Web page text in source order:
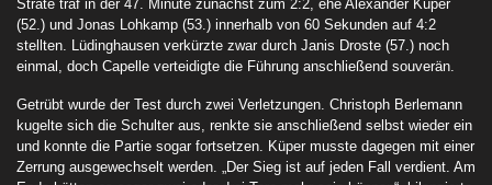
Strate traf in der 47. Minute zunächst zum 2:2, ehe Alexander Küper
(52.) und Jonas Lohkamp (53.) innerhalb von 60 Sekunden auf 4:2
stellten. Lüdinghausen verkürzte zwar durch Janis Droste (57.) noch
einmal, doch Capelle verteidigte die Führung anschließend souverän.
Getrübt wurde der Test durch zwei Verletzungen. Christoph Berlemann
kugelte sich die Schulter aus, renkte sie anschließend selbst wieder ein
und konnte die Partie sogar fortsetzen. Küper musste dagegen mit einer
Zerrung ausgewechselt werden. „Der Sieg ist auf jeden Fall verdient. Am